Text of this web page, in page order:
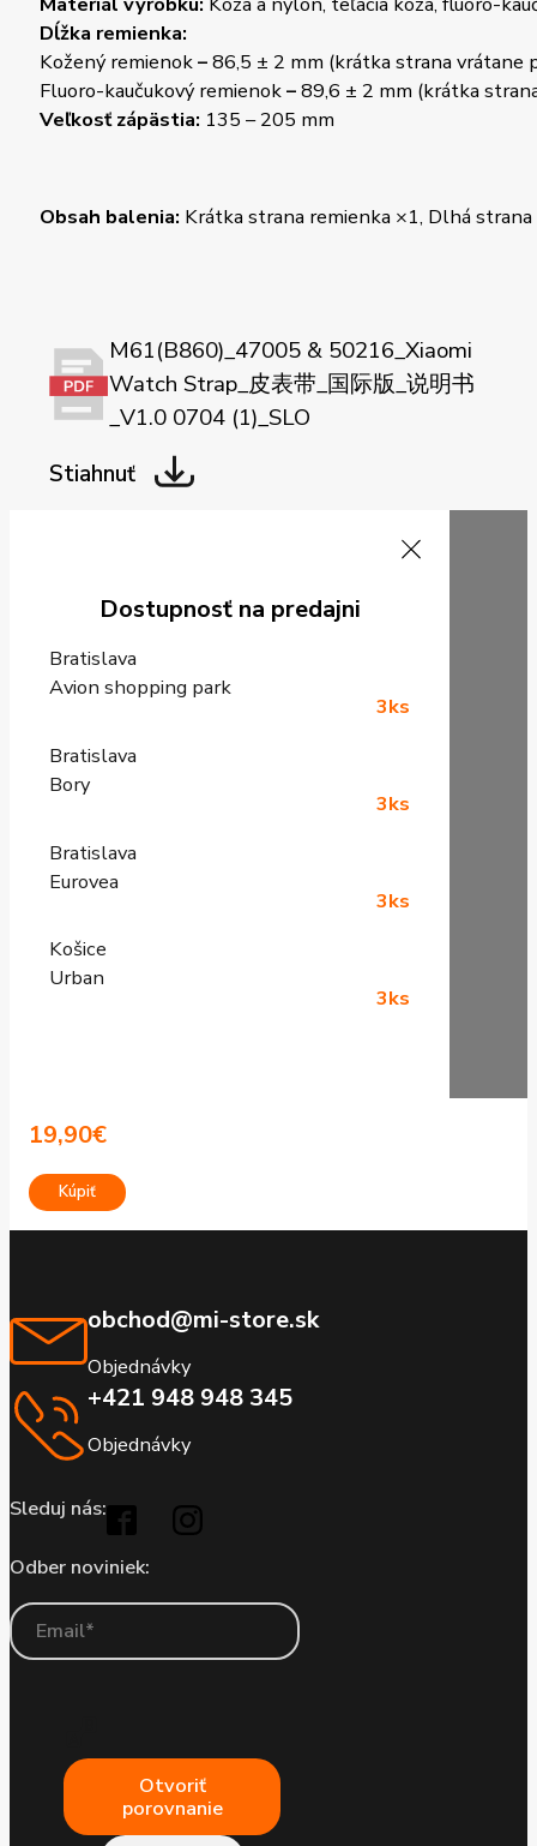
Dĺžka remienka:
Kožený remienok–86,5 ± 2 mm (krátka strana vrátane
Fluoro-kaučukový remienok–89,6 ± 2 mm (krátka
Veľkosť zápästia: 135 – 205 mm
Obsah balenia: Krátka strana remienka ×1, Dlhá
M61(B860)_47005 & 50216_Xiaomi
Watch Strap_皮表带_国际版_说明书
_V1.0 0704 (1)_SLO
Stiahnuť
Dostupnosť na predajni
Bratislava
Avion shopping park
3ks
Bratislava
Bory
3ks
Bratislava
Eurovea
3ks
Košice
Urban
3ks
19,90€
Kúpiť
obchod@mi-store.sk
Objednávky
+421 948 948 345
Objednávky
Sleduj nás:
Odber noviniek:
Otvoriť
porovnanie